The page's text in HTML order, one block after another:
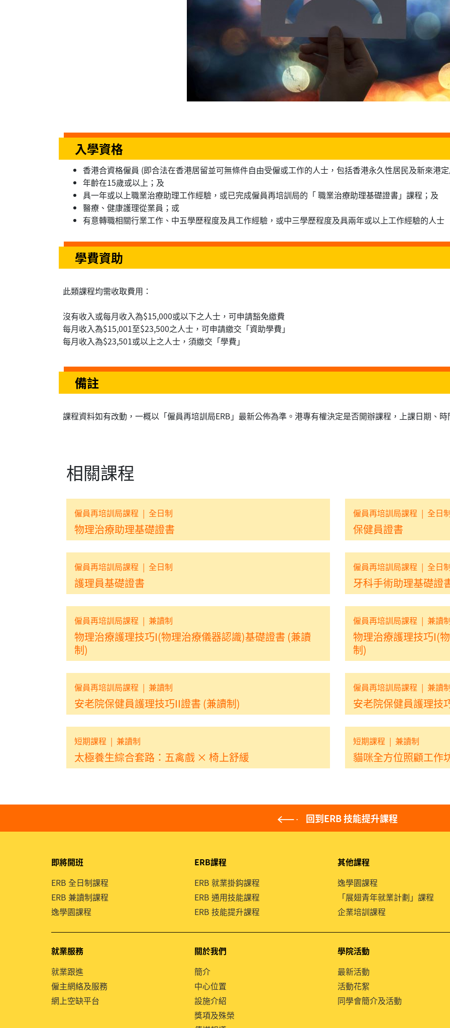
入學資格
香港合資格僱員 (即合法在香港居留並可無條件自由受僱或工作的人士，包括香港永久性居民及新來港
年齡在15歲或以上；及
具一年或以上職業治療助理工作經驗，或已完成僱員再培訓局的「 職業治療助理基礎證書」課程；及
醫療、健康護理從業員；或
有意轉職相關行業工作、中五學歷程度及具工作經驗，或中三學歷程度及具兩年或以上工作經驗的人士
學費資助
此類課程均需收取費用：
沒有收入或每月收入為$15,000或以下之人士，可申請豁免繳費
每月收入為$15,001至$23,500之人士，可申請繳交「資助學費」
每月收入為$23,501或以上之人士，須繳交「學費」
備註
課程資料如有改動，一概以「僱員再培訓局ERB」最新公佈為準。港專有權決定是否開辦課程，上課日期、
相關課程
僱員再培訓局課程 | 全日制
物理治療助理基礎證書
僱員再培訓局課程 | 全日
保健員證書
僱員再培訓局課程 | 全日制
護理員基礎證書
僱員再培訓局課程 | 全日
牙科手術助理基礎證
僱員再培訓局課程 | 兼讀制
物理治療護理技巧I(物理治療儀器認識)基礎證書 (兼讀
制)
僱員再培訓局課程 | 兼讀
物理治療護理技巧I(
制)
僱員再培訓局課程 | 兼讀制
安老院保健員護理技巧II證書 (兼讀制)
僱員再培訓局課程 | 兼讀
安老院保健員護理技
短期課程 | 兼讀制
太極養生綜合套路：五禽戲 × 椅上舒緩
短期課程 | 兼讀制
貓咪全方位照顧工作
回到ERB 技能提升課程
即將開班
ERB 全日制課程
ERB 兼讀制課程
逸學園課程
ERB課程
ERB 就業掛鈎課程
ERB 通用技能課程
ERB 技能提升課程
其他課程
逸學園課程
「展翅青年就業計劃」課程
企業培訓課程
就業服務
就業跟進
僱主網絡及服務
網上空缺平台
關於我們
簡介
中心位置
設施介紹
獎項及殊榮
學院活動
最新活動
活動花絮
同學會簡介及活動